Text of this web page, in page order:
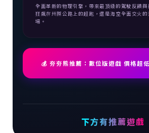
全面革新的物理引擎，帶來最頂級的駕駛反饋
狂飆在州際公路上的超跑，還是海空全面交火
場。
💰 夯夯熊推薦：數位版遊戲 價格超
下方有推薦遊戲